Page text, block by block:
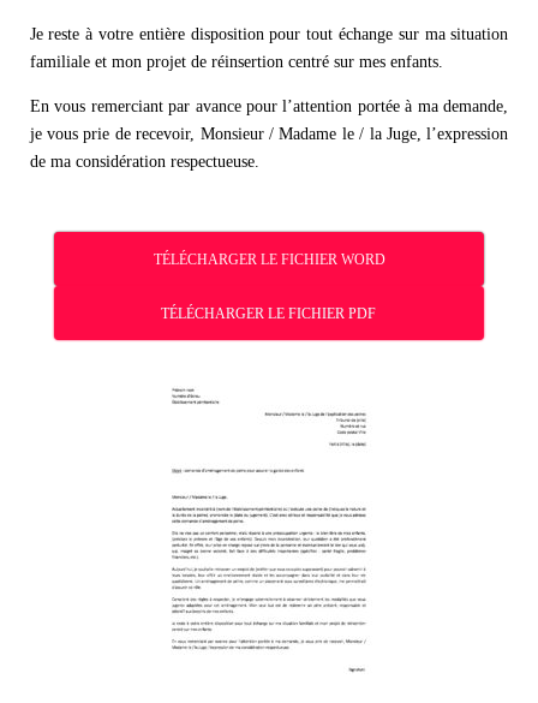
Je reste à votre entière disposition pour tout échange sur ma situation
familiale et mon projet de réinsertion centré sur mes enfants.
En vous remerciant par avance pour l’attention portée à ma demande,
je vous prie de recevoir, Monsieur / Madame le / la Juge, l’expression
de ma considération respectueuse.
TÉLÉCHARGER LE FICHIER WORD
TÉLÉCHARGER LE FICHIER PDF